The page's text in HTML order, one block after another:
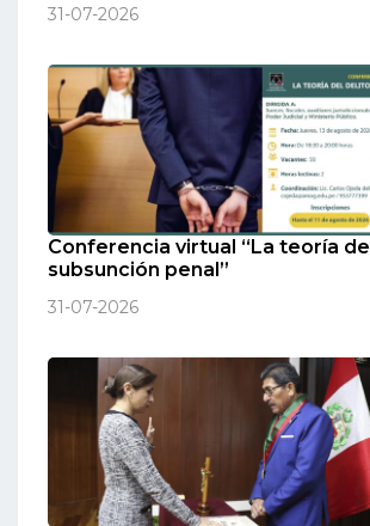
31-07-2026
Conferencia virtual “La teoría
subsunción penal”
31-07-2026